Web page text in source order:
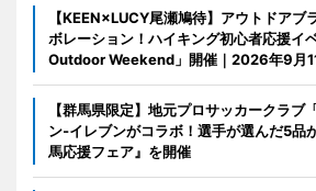
【KEEN×LUCY尾瀬鳩待】アウトドアブ
ボレーション！ハイキング初心者応援イ
Outdoor Weekend」開催｜2026年9月
【群馬県限定】地元プロサッカークラブ
ン‐イレブンがコラボ！選手が選んだ5品
馬応援フェア』を開催